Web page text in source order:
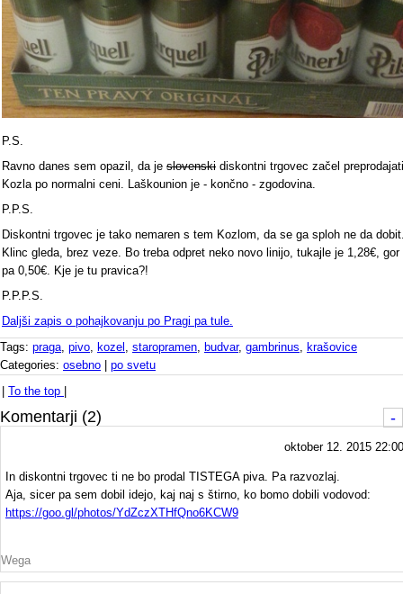
P.S.
Ravno danes sem opazil, da je slovenski diskontni trgovec začel preprodajati
Kozla po normalni ceni. Laškounion je - končno - zgodovina.
P.P.S.
Diskontni trgovec je tako nemaren s tem Kozlom, da se ga sploh ne da
Klinc gleda, brez veze. Bo treba odpret neko novo linijo, tukajle je 1,28€, gor
pa 0,50€. Kje je tu pravica?!
P.P.P.S.
Daljši zapis o pohajkovanju po Pragi pa tule.
Tags: praga, pivo, kozel , staropramen, budvar, gambrinus, krašovice
Categories: osebno
po svetu
To the top
Komentarji (2) -
oktober 12. 2015 22:00
In diskontni trgovec ti ne bo prodal TISTEGA piva. Pa razvozlaj.
Aja, sicer pa sem dobil idejo, kaj naj s štirno, ko bomo dobili vodovod:
https://goo.gl/photos/YdZczXTHfQno6KCW9
Wega